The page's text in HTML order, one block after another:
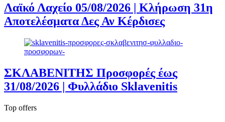
Λαϊκό Λαχείο 05/08/2026 | Κλήρωση 31η
Αποτελέσματα Δες Αν Κέρδισες
ΣΚΛΑΒΕΝΙΤΗΣ Προσφορές έως
31/08/2026 | Φυλλάδιο Sklavenitis
Top offers